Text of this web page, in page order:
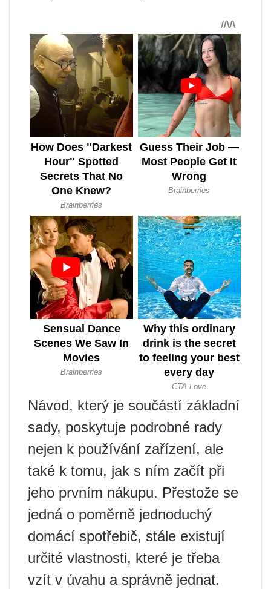
Návod, který je součástí základní
sady, poskytuje podrobné rady
nejen k používání zařízení, ale
také k tomu, jak s ním začít při
jeho prvním nákupu. Přestože se
jedná o poměrně jednoduchý
domácí spotřebič, stále existují
určité vlastnosti, které je třeba
vzít v úvahu a správně jednat.